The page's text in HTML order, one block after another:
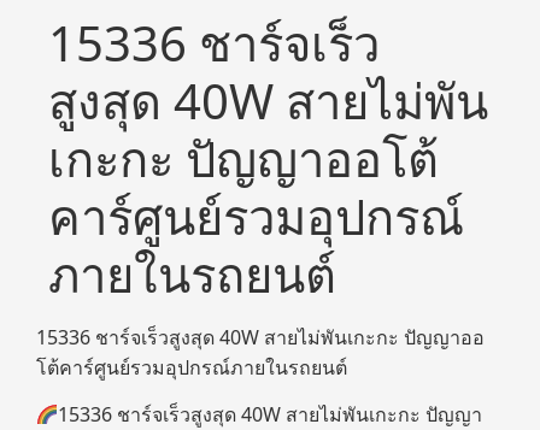
15336 ชาร์จเร็ว
สูงสุด 40W สายไม่พัน
เกะกะ ปัญญาออโต้
คาร์ศูนย์รวมอุปกรณ์
ภายในรถยนต์
15336 ชาร์จเร็วสูงสุด 40W สายไม่พันเกะกะ ปัญญาออ
โต้คาร์ศูนย์รวมอุปกรณ์ภายในรถยนต์
15336 ชาร์จเร็วสูงสุด 40W สายไม่พันเกะกะ ปัญญา